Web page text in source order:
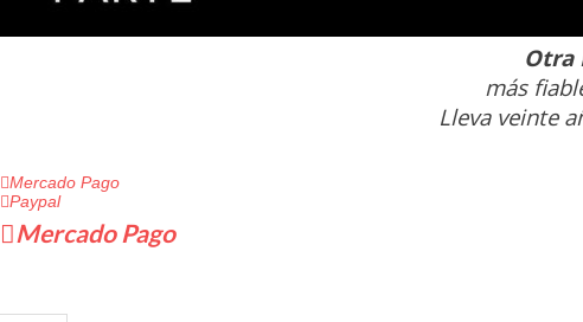
Otra
más
Lleva veinte
Mercado Pago
Paypal
Mercado Pago